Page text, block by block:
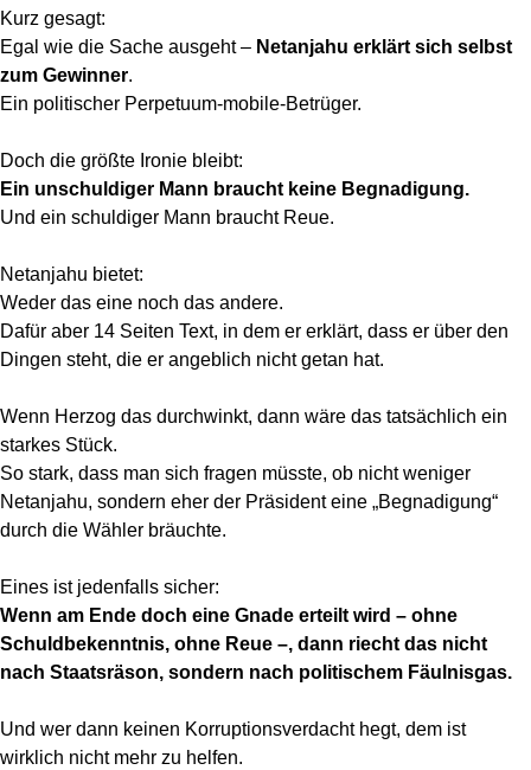
Kurz gesagt:
Egal wie die Sache ausgeht – Netanjahu erklärt sich selbst
zum Gewinner.
Ein politischer Perpetuum-mobile-Betrüger.
Doch die größte Ironie bleibt:
Ein unschuldiger Mann braucht keine Begnadigung.
Und ein schuldiger Mann braucht Reue.
Netanjahu bietet:
Weder das eine noch das andere.
Dafür aber 14 Seiten Text, in dem er erklärt, dass er über den
Dingen steht, die er angeblich nicht getan hat.
Wenn Herzog das durchwinkt, dann wäre das tatsächlich ein
starkes Stück.
So stark, dass man sich fragen müsste, ob nicht weniger
Netanjahu, sondern eher der Präsident eine „Begnadigung“
durch die Wähler bräuchte.
Eines ist jedenfalls sicher:
Wenn am Ende doch eine Gnade erteilt wird – ohne
Schuldbekenntnis, ohne Reue –, dann riecht das nicht
nach Staatsräson, sondern nach politischem Fäulnisgas.
Und wer dann keinen Korruptionsverdacht hegt, dem ist
wirklich nicht mehr zu helfen.